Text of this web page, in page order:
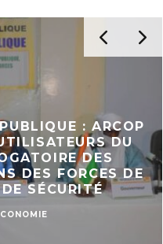
: ARCOP
DU
DES
DES FORCES DE
SÉCURITÉ